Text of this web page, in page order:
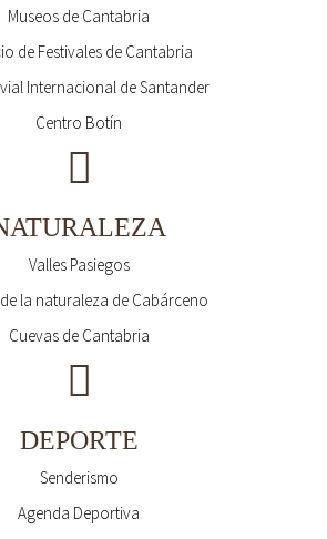
Museos de Cantabria
de Festivales de Cantabria
Internacional de Santander
Centro Botín
Valles Pasiegos
la naturaleza de Cabárceno
Cuevas de Cantabria
DEPORTE
Senderismo
Agenda Deportiva